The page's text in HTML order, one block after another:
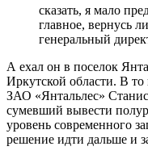
сказать, я мало
главное, вернусь
генеральный
А ехал он в поселок
Иркутской области. В
ЗАО «Янтальлес»
сумевший вывести
уровень современного
решение идти дальше и